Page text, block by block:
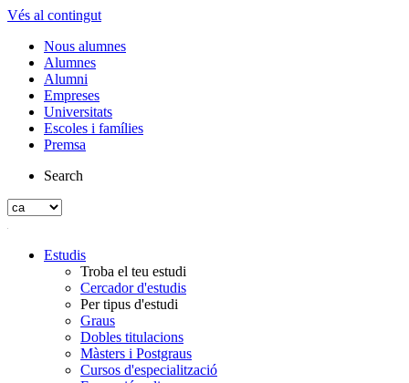
Vés al contingut
Nous alumnes
Alumnes
Alumni
Empreses
Universitats
Escoles i famílies
Premsa
Search
Estudis
Troba el teu estudi
Cercador d'estudis
Per tipus d'estudi
Graus
Dobles titulacions
Màsters i Postgraus
Cursos d'especialització